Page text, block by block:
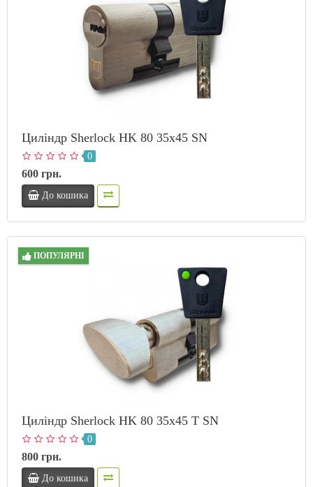
Циліндр Sherlock HK 80 35х45 SN
0
600 грн.
До кошика
ПОПУЛЯРНІ
Циліндр Sherlock HK 80 35х45 T SN
0
800 грн.
До кошика